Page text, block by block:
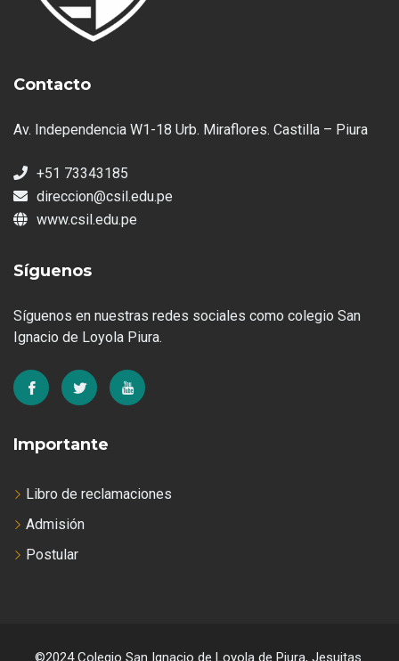
Contacto
Av. Independencia W1-18 Urb. Miraflores. Castilla – Piura
+51 73343185
direccion@csil.edu.pe
www.csil.edu.pe
Síguenos
Síguenos en nuestras redes sociales como colegio San
Ignacio de Loyola Piura.
Importante
Libro de reclamaciones
Admisión
Postular
©2024 Colegio San Ignacio de Loyola de Piura, Jesuitas.